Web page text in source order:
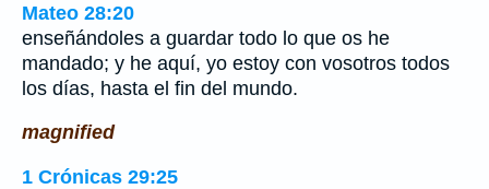
Mateo 28:20
enseñándoles a guardar todo lo que os he
mandado; y he aquí, yo estoy con vosotros todos
los días, hasta el fin del mundo.
magnified
1 Crónicas 29:25